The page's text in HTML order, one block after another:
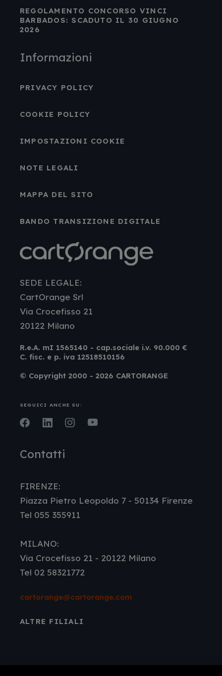
REGOLAMENTO CONCORSO VINCI
BARBADOS: SCADUTO IL 30 GIUGNO
2026
Informazioni
PRIVACY POLICY
COOKIE POLICY
IMPOSTAZIONI COOKIE
NOTE LEGALI
MAPPA DEL SITO
BANDO TRANSIZIONE DIGITALE
SEDE LEGALE:
CartOrange Srl
Via Crocefisso 21
20122 Milano
R.e.A. mI 1565140 - cap.sociale i.v. 90.000 €
C. fisc. e p. iva 12518510156
© Copyright 2000 - 2026 CARTORANGE
SEGUICI ANCHE SU:
Facebook
LinkedInInstagram
Contatti
FIRENZE:
Piazza Pietro Leopoldo 7 - 50134 Firenze
Tel 055 355911
MILANO:
Via Crocefisso 21 - 20122 Milano
Tel 02 58321772
cartorange@cartorange.com
ALTRE FILIALI